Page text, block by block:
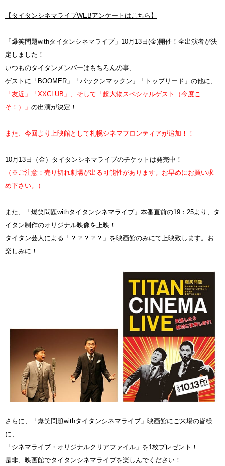
【タイタンシネマライブWEBアンケートはこちら】
「爆笑問題withタイタンシネマライブ」10月13日(金)開催！全出演者が決
定しました！
いつものタイタンメンバーはもちろんの事、
ゲストに「BOOMER」「パックンマックン」「トップリード」の他に、
「友近」「XXCLUB」、そして「超大物スペシャルゲスト（今度こ
そ！）」 の出演が決定！
また、今回より上映館として札幌シネマフロンティアが追加！！
10月13日（金）タイタンシネマライブのチケットは発売中！
（※ご注意：売り切れ劇場が出る可能性があります。お早めにお買い求
め下さい。）
また、「爆笑問題withタイタンシネマライブ」本番直前の19：25より、タ
イタン制作のオリジナル映像を上映！
タイタン芸人による「？？？？？」を映画館のみにて上映致します。お
楽しみに！
さらに、「爆笑問題withタイタンシネマライブ」映画館にご来場の皆様
に、
「シネマライブ・オリジナルクリアファイル」を1枚プレゼント！
是非、映画館でタイタンシネマライブを楽しんでください！